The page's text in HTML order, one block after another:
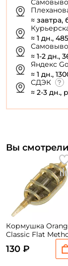
≈ завтра,
≈ 1 дн.,
≈ 1-2 дн.,
Яндекс
≈ 1 дн.,
СДЭК
≈ 2-3 дн.,
Вы смотрели
Кормушка
Classic Flat
130 ₽